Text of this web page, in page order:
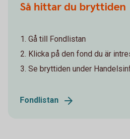
Så hittar du bryttiden
Gå till Fondlistan
Klicka på den fond du är
Se bryttiden under
Fondlistan